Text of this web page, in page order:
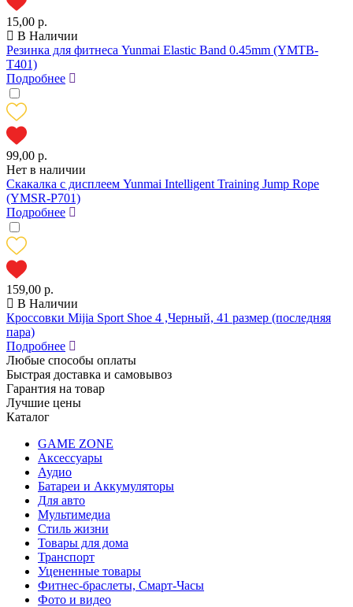
15,00 р.
В Наличии
Резинка для фитнеса Yunmai Elastic Band 0.45mm (YMTB-
T401)
Подробнее
99,00 р.
Нет в наличии
Скакалка с дисплеем Yunmai Intelligent Training Jump Rope
(YMSR-P701)
Подробнее
159,00 р.
В Наличии
Кроссовки Mijia Sport Shoe 4 ,Черный, 41 размер (последняя
пара)
Подробнее
Любые способы оплаты
Быстрая доставка и самовывоз
Гарантия на товар
Лучшие цены
Каталог
GAME ZONE
Аксессуары
Аудио
Батареи и Аккумуляторы
Для авто
Мультимедиа
Стиль жизни
Товары для дома
Транспорт
Уцененные товары
Фитнес-браслеты, Смарт-Часы
Фото и видео